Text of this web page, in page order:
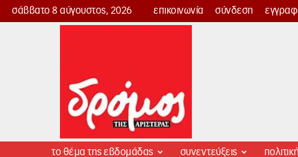
σάββατο 8 αύγουστος, 2026 επικοινωνία σύνδεση
Δρόμος
το θέμα της εβδομάδας συνεντεύξεις πολιτική